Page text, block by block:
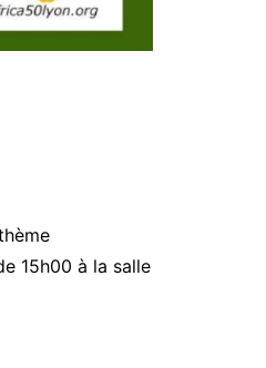
15h00 à la salle